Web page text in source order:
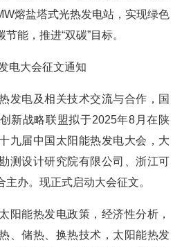
熔盐塔式光热发电站，实现绿色
能，推进“双碳”目标。
大会征文通知
电及相关技术交流与合作，国
新战略联盟拟于2025年8月在陕
九届中国太阳能热发电大会，大
测设计研究院有限公司、浙江可
办。现正式启动大会征文。
能热发电政策，经济性分析，
、储热、换热技术，太阳能热发